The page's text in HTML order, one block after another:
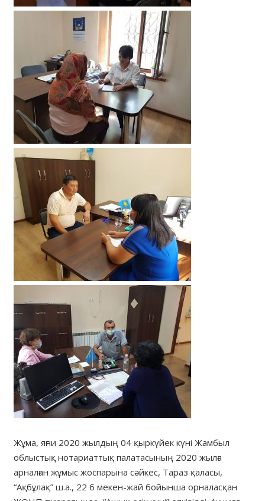
Жұма, яғни 2020 жылдың 04 қыркүйек күні Жамбыл
облыстық нотариаттық палатасының 2020 жылға
арналған жұмыс жоспарына сәйкес, Тараз қаласы,
“Ақбұлақ” ш.а., 22 б мекен-жай бойынша орналасқан